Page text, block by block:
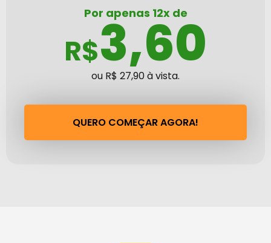
Por apenas 12x de
R$3,60
ou R$ 27,90 à vista.
QUERO COMEÇAR AGORA!